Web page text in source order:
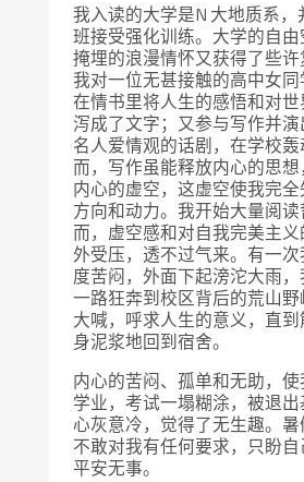
我入读的大学是N 大地质系
班接受强化训练。大学的自
掩埋的浪漫情怀又获得了些许
我对一位无甚接触的高中女同
在情书里将人生的感悟和对
泻成了文字；又参与写作并
名人爱情观的话剧，在学校
而，写作虽能释放内心的思
内心的虚空，这虚空使我完
方向和动力。我开始大量阅
而，虚空感和对自我完美主
外受压，透不过气来。有一
度苦闷，外面下起滂沱大雨，
一路狂奔到校区背后的荒山
大喊，呼求人生的意义，直
身泥浆地回到宿舍。
内心的苦闷、孤单和无助，
学业，考试一塌糊涂，被退
心灰意冷，觉得了无生趣。
不敢对我有任何要求，只盼
平安无事。